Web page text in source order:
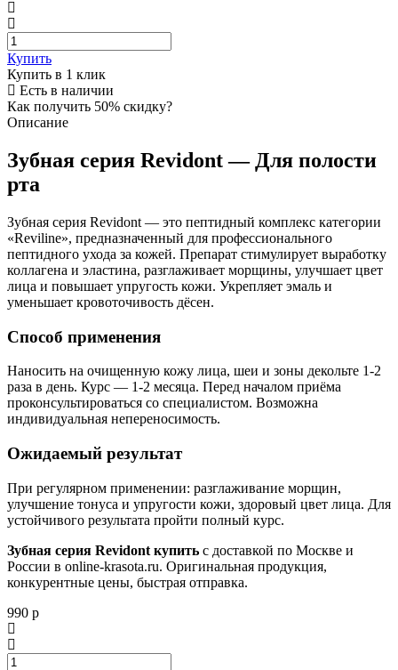
Купить
Купить в 1 клик
Есть в наличии
Как получить 50% скидку?
Описание
Зубная серия Revidont — Для полости
рта
Зубная серия Revidont — это пептидный комплекс категории
«Reviline», предназначенный для профессионального
пептидного ухода за кожей. Препарат стимулирует выработку
коллагена и эластина, разглаживает морщины, улучшает цвет
лица и повышает упругость кожи. Укрепляет эмаль и
уменьшает кровоточивость дёсен.
Способ применения
Наносить на очищенную кожу лица, шеи и зоны декольте 1-2
раза в день. Курс — 1-2 месяца. Перед началом приёма
проконсультироваться со специалистом. Возможна
индивидуальная непереносимость.
Ожидаемый результат
При регулярном применении: разглаживание морщин,
улучшение тонуса и упругости кожи, здоровый цвет лица. Для
устойчивого результата пройти полный курс.
Зубная серия Revidont купить с доставкой по Москве и
России в online-krasota.ru. Оригинальная продукция,
конкурентные цены, быстрая отправка.
990 р